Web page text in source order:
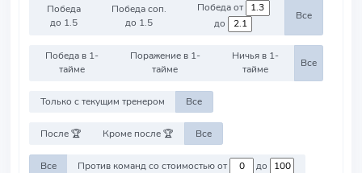
Победа
до 1.5
Победа соп.
до 1.5
Победа от
до
Все
Победа в 1-
тайме
Поражение в 1-
тайме
Ничья в 1-
тайме
Все
Только с текущим тренером Все
После 🏆 Кроме после 🏆 Все
Все Против команд со стоимостью от до